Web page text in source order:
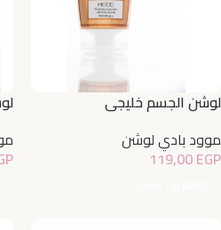
لوشن الجسم خليجي
موود بادي لوشن
119,00EGP